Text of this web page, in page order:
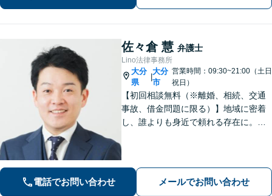
佐々倉 慧 弁護士
Lino法律事務所
大分
県
|
大分
市
営業時間：09:30~21:00（土日
祝日）
【初回相談無料（※離婚、相続、交通
事故、借金問題に限る）】地域に密着
し、誰よりも身近で頼れる存在に。
動産の絡む相談問題はお任せください
電話でお問い合わせ メールでお問い合わせ